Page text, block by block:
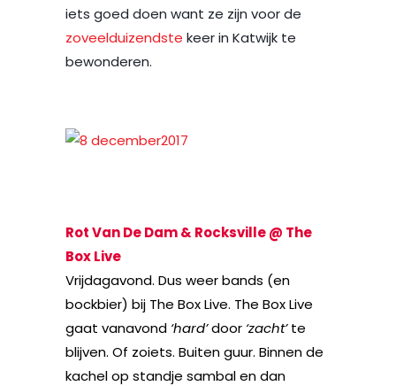
iets goed doen want ze zijn voor de
zoveelduizendste keer in Katwijk te
bewonderen.
Rot Van De Dam & Rocksville @ The
Box Live
Vrijdagavond. Dus weer bands (en
bockbier) bij The Box Live. The Box Live
gaat vanavond ‘hard’door ‘zacht’te
blijven. Of zoiets. Buiten guur. Binnen de
kachel op standje sambal en dan